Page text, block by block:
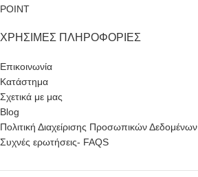
POINT
ΧΡΉΣΙΜΕΣ ΠΛΗΡΟΦΟΡΊΕΣ
Επικοινωνία
Κατάστημα
Σχετικά με μας
Blog
Πολιτική Διαχείρισης Προσωπικών Δεδομένων
Συχνές ερωτήσεις- FAQS